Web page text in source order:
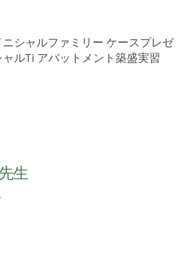
ニシャルファミリー ケースプレゼ
ルTi アバットメント築盛実習
生